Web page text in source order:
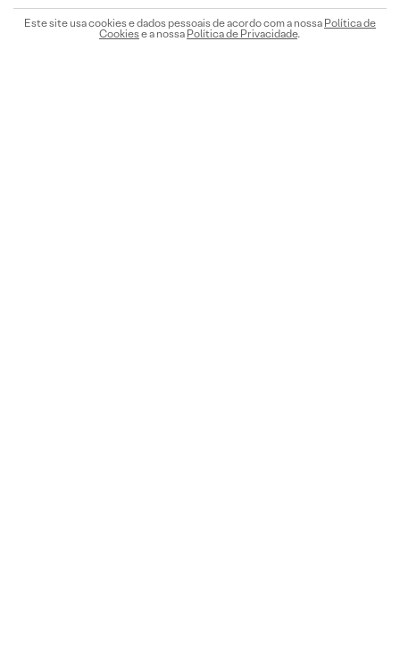
Este site usa cookies e dados pessoais de acordo com a nossa Política de
Cookiese a nossa Política de Privacidade.